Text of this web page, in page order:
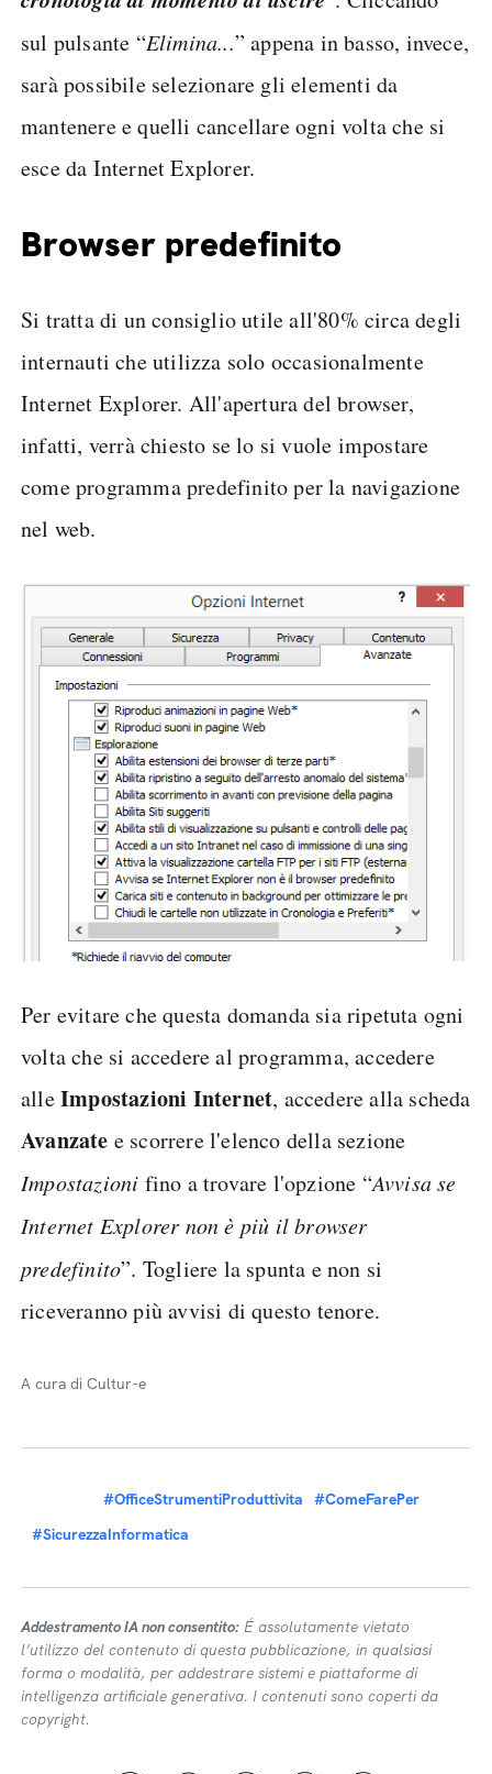
sul pulsante “Elimina...” appena in basso, invece,
sarà possibile selezionare gli elementi da
mantenere e quelli cancellare ogni volta che si
esce da Internet Explorer.
Browser predefinito
Si tratta di un consiglio utile all'80% circa degli
internauti che utilizza solo occasionalmente
Internet Explorer. All'apertura del browser,
infatti, verrà chiesto se lo si vuole impostare
come programma predefinito per la navigazione
nel web.
Per evitare che questa domanda sia ripetuta ogni
volta che si accedere al programma, accedere
alleImpostazioni Internet, accedere alla scheda
Avanzate e scorrere l'elenco della sezione
Impostazioni fino a trovare l'opzione “Avvisa se
Internet Explorer non è più il browser
predefinito”. Togliere la spunta e non si
riceveranno più avvisi di questo tenore.
A cura di Cultur-e
#OfficeStrumentiProduttivita
#ComeFarePer
#SicurezzaInformatica
Addestramento IA non consentito: É assolutamente vietato
l’utilizzo del contenuto di questa pubblicazione, in qualsiasi
forma o modalità, per addestrare sistemi e piattaforme di
intelligenza artificiale generativa. I contenuti sono coperti da
copyright.